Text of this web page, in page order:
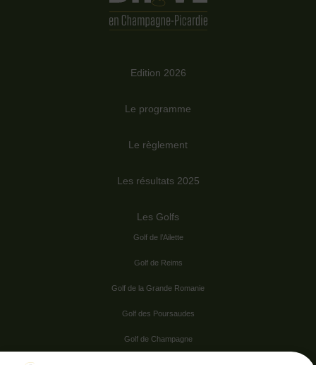
Edition 2026
Le programme
Le règlement
Les résultats 2025
Les Golfs
Golf de l’Ailette
Golf de Reims
Golf de la Grande Romanie
Golf des Poursaudes
Golf de Champagne